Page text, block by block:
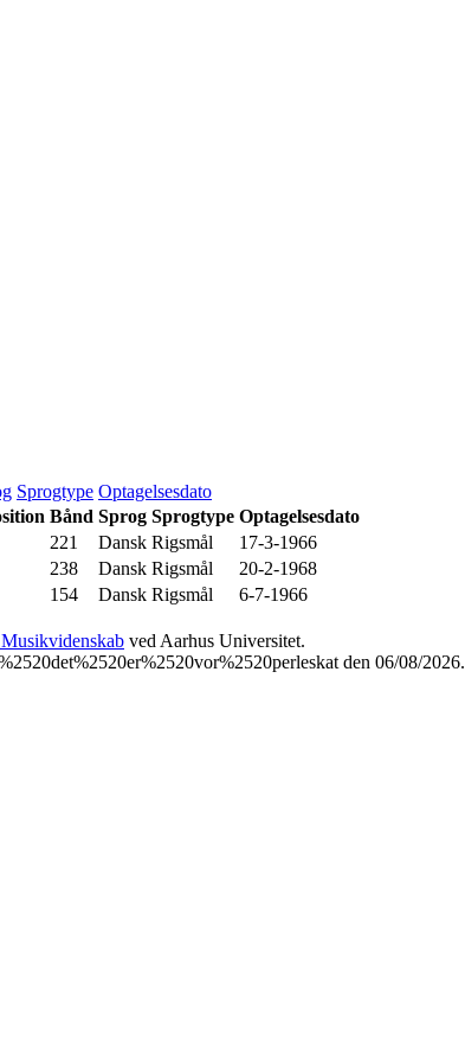
Sprogtype Optagelsesdato
Bånd Sprog Sprogtype Optagelsesdato
221 Dansk Rigsmål
17-3-1966
238 Dansk Rigsmål
20-2-1968
154 Dansk Rigsmål
6-7-1966
ved Aarhus Universitet.
den 06/08/2026.